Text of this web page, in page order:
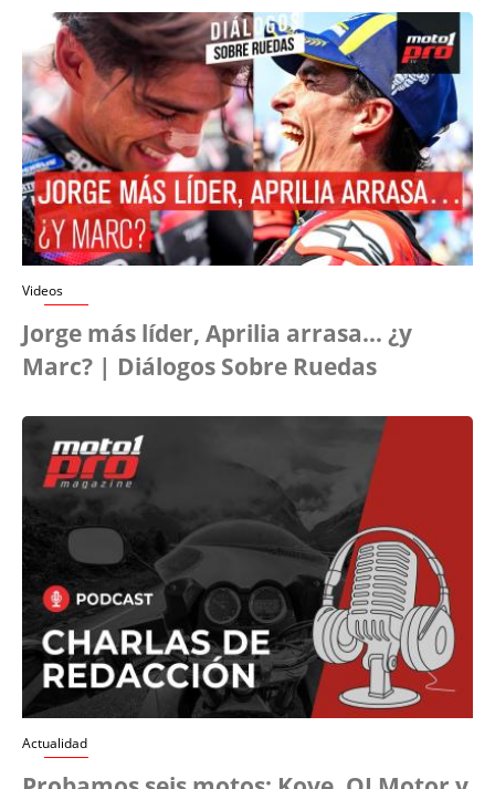
Videos
Jorge más líder, Aprilia arrasa… ¿y
Marc? | Diálogos Sobre Ruedas
Actualidad